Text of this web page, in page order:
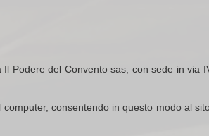
Podere del Convento sas, con sede in via
consentendo in questo modo al